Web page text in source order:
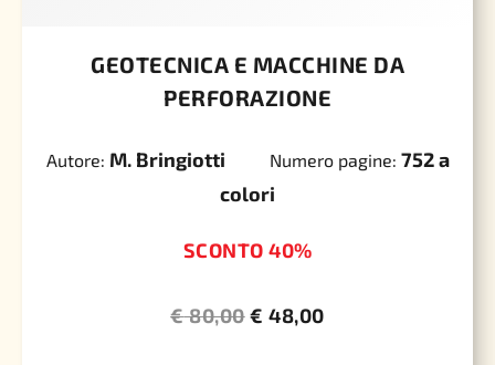
GEOTECNICA E MACCHINE DA
PERFORAZIONE
Autore: M. Bringiotti Numero pagine: 752 a
colori
SCONTO 40%
€80,00€ 48,00